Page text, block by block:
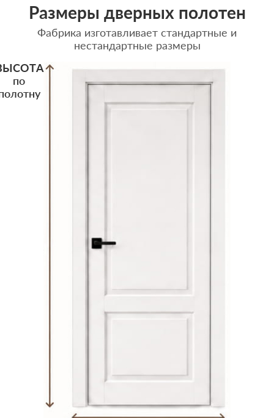
Размеры дверных полотен
Фабрика изготавливает стандартные и
нестандартные размеры
по